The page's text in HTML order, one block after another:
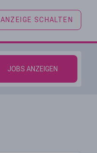
ANZEIGE SCHALTEN
JOBS ANZEIGEN